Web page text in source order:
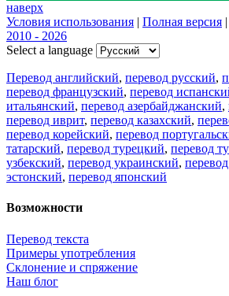
наверх
Условия использования | Полная версия |
2010 - 2026
Select a language
Перевод английский, перевод русский,
перевод французский, перевод
итальянский, перевод азербайджанский,
перевод иврит, перевод казахский,
перевод корейский, перевод
татарский, перевод турецкий, перевод
узбекский, перевод украинский,
эстонский, перевод японский
Возможности
Перевод текста
Примеры употребления
Склонение и спряжение
Наш блог